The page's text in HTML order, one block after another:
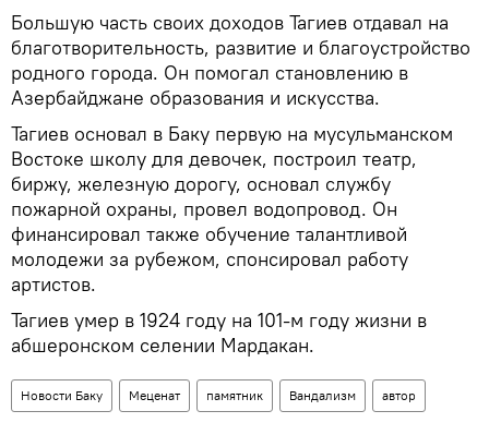
Большую часть своих доходов Тагиев отдавал на
благотворительность, развитие и благоустройство
родного города. Он помогал становлению в
Азербайджане образования и искусства.
Тагиев основал в Баку первую на мусульманском
Востоке школу для девочек, построил театр,
биржу, железную дорогу, основал службу
пожарной охраны, провел водопровод. Он
финансировал также обучение талантливой
молодежи за рубежом, спонсировал работу
артистов.
Тагиев умер в 1924 году на 101-м году жизни в
абшеронском селении Мардакан.
Новости Баку Меценат памятник Вандализм автор